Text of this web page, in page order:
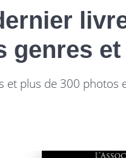
genres
et plus de 300 photos